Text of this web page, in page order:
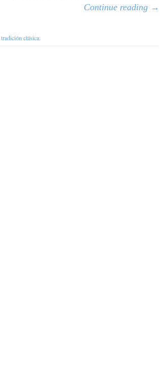
Continue reading →
tradición clásica.